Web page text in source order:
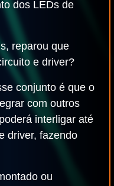
dos LEDs de
reparou que
e driver?
conjunto é que o
com outros
interligar até
driver, fazendo
ou